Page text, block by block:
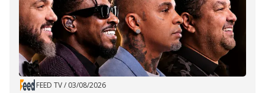
FEED TV/ 03/08/2026